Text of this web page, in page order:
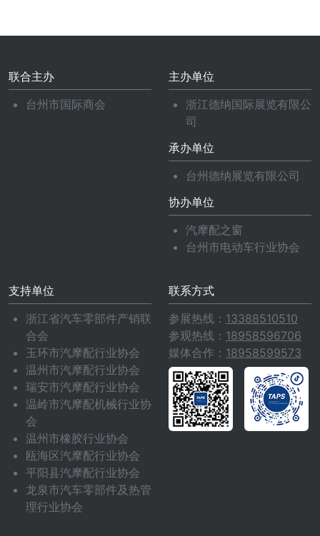
联合主办
台州市国际商会
主办单位
浙江德纳国际展览有限公
司
承办单位
台州德纳展览有限公司
协办单位
汽摩配之窗
台州市电动车行业协会
支持单位
浙江省汽车零部件产销联
合会
玉环市汽摩配行业协会
温州市汽摩配行业协会
瑞安市汽摩配行业协会
温岭市汽摩配机械行业协
会
温州市橡胶行业协会
瓯海区汽摩配行业协会
平阳县汽摩配行业协会
龙泉市汽车零部件及热管
理行业协会
联系方式
参展热线： 13388510510
参观热线： 18958596706
媒体合作： 18958599573